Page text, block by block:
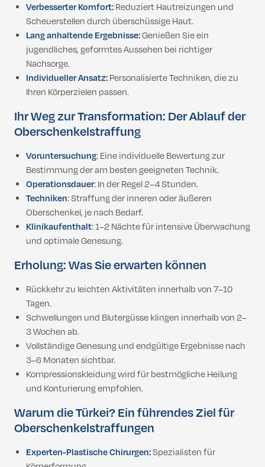
Verbesserter Komfort:Reduziert Hautreizungen und
Scheuerstellen durch überschüssige Haut.
Lang anhaltende Ergebnisse:Genießen Sie ein
jugendliches, geformtes Aussehen bei richtiger
Nachsorge.
Individueller Ansatz:Personalisierte Techniken, die zu
Ihren Körperzielen passen.
Ihr Weg zur Transformation: Der Ablauf der
Oberschenkelstraffung
Voruntersuchung: Eine individuelle Bewertung zur
Bestimmung der am besten geeigneten Technik.
Operationsdauer: In der Regel 2–4 Stunden.
Techniken: Straffung der inneren oder äußeren
Oberschenkel, je nach Bedarf.
Klinikaufenthalt: 1–2 Nächte für intensive Überwachung
und optimale Genesung.
Erholung: Was Sie erwarten können
Rückkehr zu leichten Aktivitäten innerhalb von 7–10
Tagen.
Schwellungen und Blutergüsse klingen innerhalb von 2–
3 Wochen ab.
Vollständige Genesung und endgültige Ergebnisse nach
3–6 Monaten sichtbar.
Kompressionskleidung wird für bestmögliche Heilung
und Konturierung empfohlen.
Warum die Türkei? Ein führendes Ziel für
Oberschenkelstraffungen
Experten-Plastische Chirurgen:Spezialisten für